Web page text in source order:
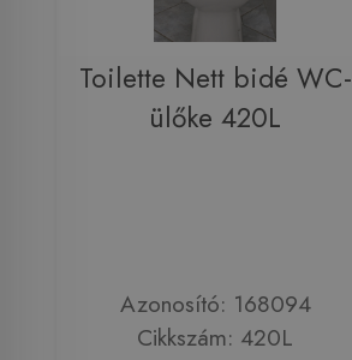
Toilette Nett bidé WC-
ülőke 420L
Azonosító: 168094
Cikkszám: 420L